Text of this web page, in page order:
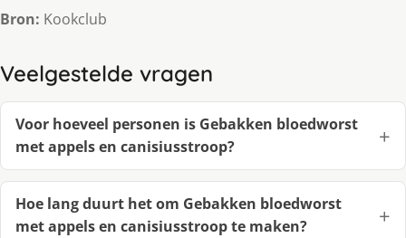
Bron: Kookclub
Veelgestelde vragen
Voor hoeveel personen is Gebakken bloedworst
met appels en canisiusstroop?
Hoe lang duurt het om Gebakken bloedworst
met appels en canisiusstroop te maken?